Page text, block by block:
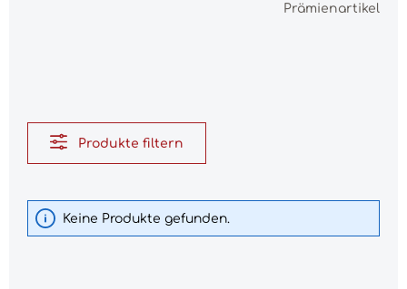
Prämienartikel
Produkte filtern
Keine Produkte gefunden.